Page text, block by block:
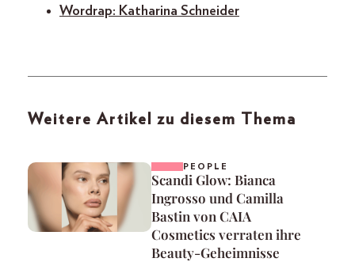
Wordrap: Katharina Schneider
Weitere Artikel zu diesem Thema
PEOPLE
Scandi Glow: Bianca
Ingrosso und Camilla
Bastin von CAIA
Cosmetics verraten ihre
Beauty-Geheimnisse